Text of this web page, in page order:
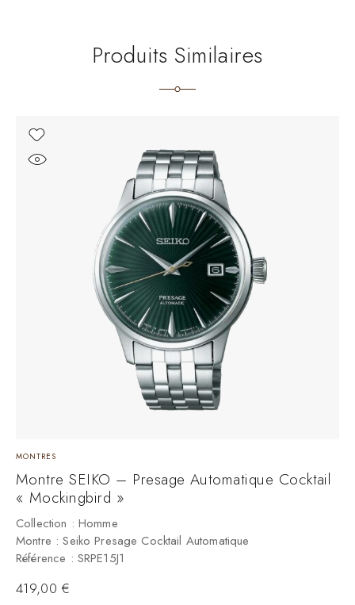
Produits Similaires
MONTRES
Montre SEIKO – Presage Automatique Cocktail
« Mockingbird »
Collection : Homme
Montre : Seiko Presage Cocktail Automatique
Référence : SRPE15J1
419,00 €